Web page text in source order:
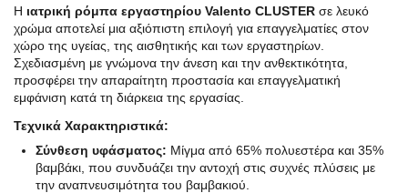
Η ιατρική ρόμπα εργαστηρίου Valento CLUSTER σε λευκό
χρώμα αποτελεί μια αξιόπιστη επιλογή για επαγγελματίες στον
χώρο της υγείας, της αισθητικής και των εργαστηρίων.
Σχεδιασμένη με γνώμονα την άνεση και την ανθεκτικότητα,
προσφέρει την απαραίτητη προστασία και επαγγελματική
εμφάνιση κατά τη διάρκεια της εργασίας.
Τεχνικά Χαρακτηριστικά:
Σύνθεση υφάσματος: Μίγμα από 65% πολυεστέρα και 35%
βαμβάκι, που συνδυάζει την αντοχή στις συχνές πλύσεις με
την αναπνευσιμότητα του βαμβακιού.